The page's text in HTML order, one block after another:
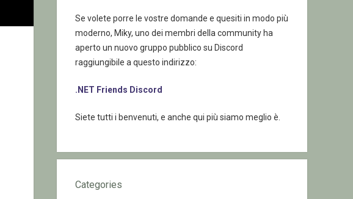
Se volete porre le vostre domande e quesiti in modo più
moderno, Miky, uno dei membri della community ha
aperto un nuovo gruppo pubblico su Discord
raggiungibile a questo indirizzo:
.NET Friends Discord
Siete tutti i benvenuti, e anche qui più siamo meglio è.
Categories